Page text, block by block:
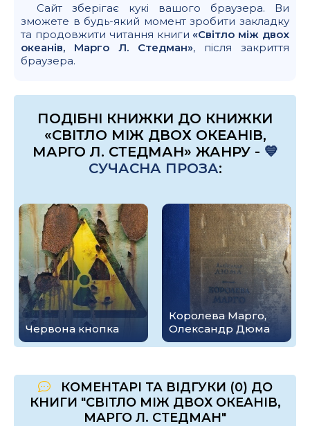
Сайт зберігає кукі вашого браузера. Ви
зможете в будь-який момент зробити закладку
та продовжити читання книги «Світло між двох
океанів, Марго Л. Стедман», після закриття
браузера.
ПОДІБНІ КНИЖКИ ДО КНИЖКИ
«СВІТЛО МІЖ ДВОХ ОКЕАНІВ,
МАРГО Л. СТЕДМАН» ЖАНРУ - 💙
СУЧАСНА ПРОЗА:
Червона кнопка
Королева Марго,
Олександр Дюма
КОМЕНТАРІ ТА ВІДГУКИ (0) ДО
КНИГИ "СВІТЛО МІЖ ДВОХ ОКЕАНІВ,
МАРГО Л. СТЕДМАН"